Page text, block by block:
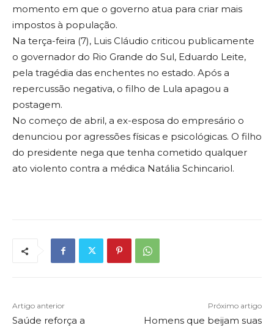
momento em que o governo atua para criar mais
impostos à população.
Na terça-feira (7), Luis Cláudio criticou publicamente
o governador do Rio Grande do Sul, Eduardo Leite,
pela tragédia das enchentes no estado. Após a
repercussão negativa, o filho de Lula apagou a
postagem.
No começo de abril, a ex-esposa do empresário o
denunciou por agressões físicas e psicológicas. O filho
do presidente nega que tenha cometido qualquer
ato violento contra a médica Natália Schincariol.
Artigo anterior
Saúde reforça a
Próximo artigo
Homens que beijam suas